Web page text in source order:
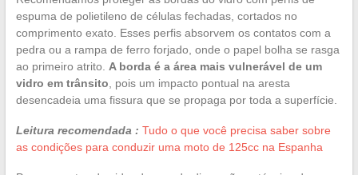
espuma de polietileno de células fechadas, cortados no
comprimento exato. Esses perfis absorvem os contatos com a
pedra ou a rampa de ferro forjado, onde o papel bolha se rasga
ao primeiro atrito. A borda é a área mais vulnerável de um
vidro em trânsito , pois um impacto pontual na aresta
desencadeia uma fissura que se propaga por toda a superfície.
Leitura recomendada : Tudo o que você precisa saber sobre
as condições para conduzir uma moto de 125cc na Espanha